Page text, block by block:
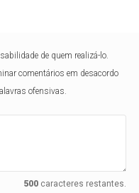
de quem realizá-lo.
comentários em desacordo
ofensivas.
500caracteres restantes.